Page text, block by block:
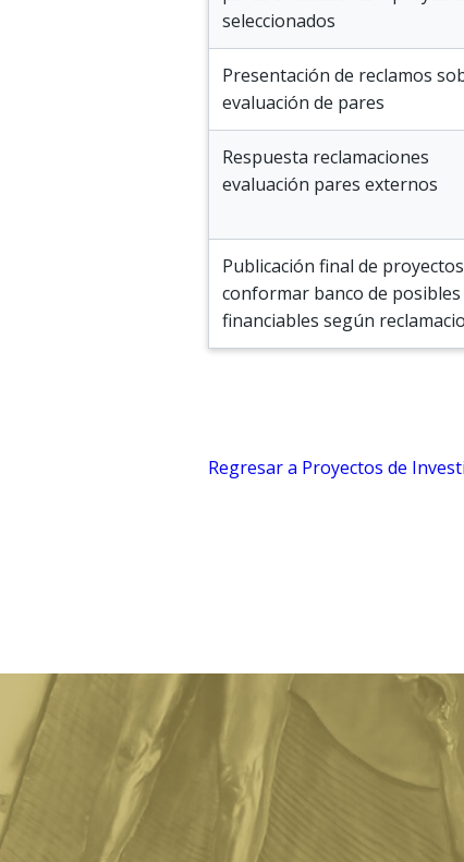
seleccionados
Presentación de reclamos
evaluación de pares
Respuesta reclamaciones
evaluación pares externos
Publicación final de
conformar banco de posibles
financiables según
Regresar a Proyectos de